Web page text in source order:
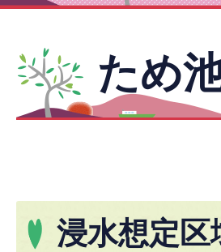
ため
浸水想定区